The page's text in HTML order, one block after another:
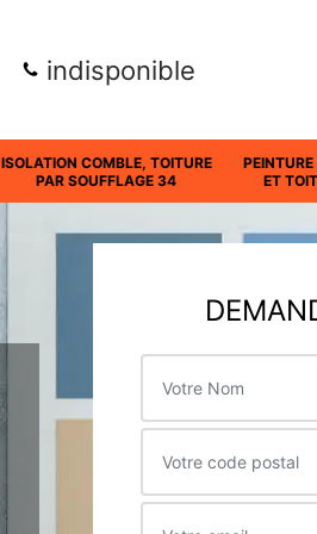
indisponible
ISOLATION COMBLE, TOITURE
PAR SOUFFLAGE 34
ET